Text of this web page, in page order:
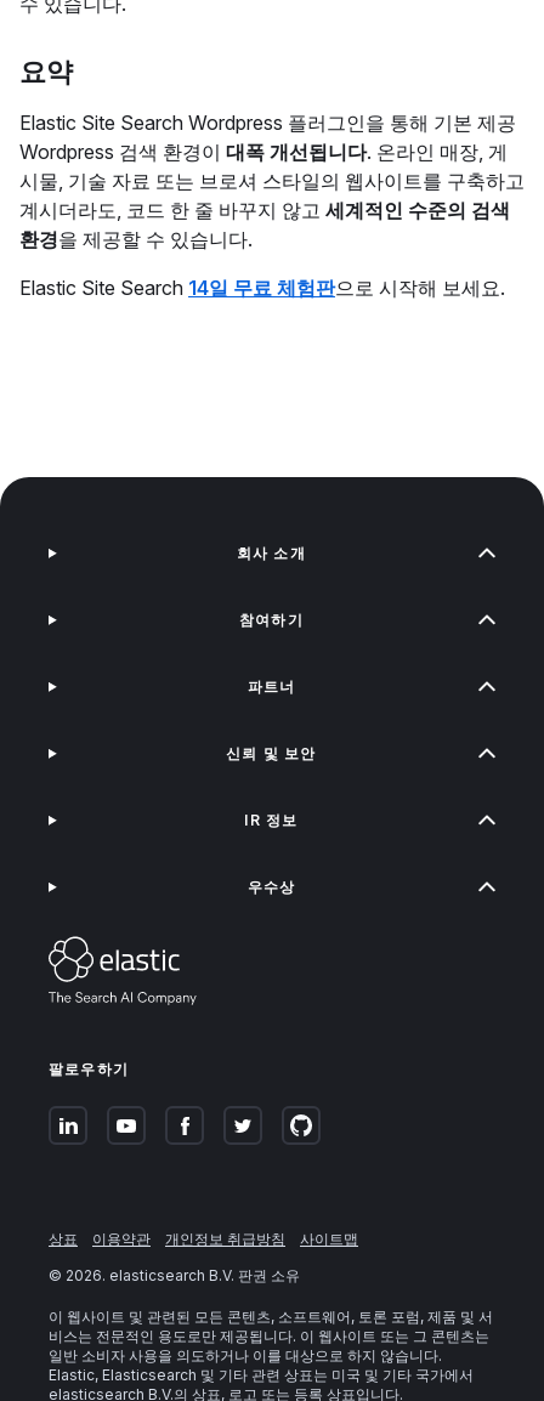
요약
Elastic Site Search Wordpress 플러그인을 통해 기본 제공
Wordpress 검색 환경이 대폭 개선됩니다. 온라인 매장, 게
시물, 기술 자료 또는 브로셔 스타일의 웹사이트를 구축하고
계시더라도, 코드 한 줄 바꾸지 않고 세계적인 수준의 검색
환경을 제공할 수 있습니다.
Elastic Site Search 14일 무료 체험판으로 시작해 보세요.
팔로우하기
회사 소개
참여하기
파트너
신뢰 및 보안
IR 정보
우수상
상표 이용약관 개인정보 취급방침
사이트맵
© 2026. elasticsearch B.V. 판권 소유
이 웹사이트 및 관련된 모든 콘텐츠, 소프트웨어, 토론 포럼, 제품 및 서
비스는 전문적인 용도로만 제공됩니다. 이 웹사이트 또는 그 콘텐츠는
일반 소비자 사용을 의도하거나 이를 대상으로 하지 않습니다.
Elastic, Elasticsearch 및 기타 관련 상표는 미국 및 기타 국가에서
elasticsearch B.V.의 상표, 로고 또는 등록 상표입니다.